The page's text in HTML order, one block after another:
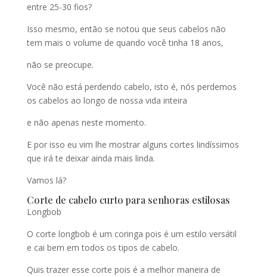
entre 25-30 fios?
Isso mesmo, então se notou que seus cabelos não
tem mais o volume de quando você tinha 18 anos,
não se preocupe.
Você não está perdendo cabelo, isto é, nós perdemos
os cabelos ao longo de nossa vida inteira
e não apenas neste momento.
E por isso eu vim lhe mostrar alguns cortes lindíssimos
que irá te deixar ainda mais linda.
Vamos lá?
Corte de cabelo curto para senhoras estilosas
Longbob
O corte longbob é um coringa pois é um estilo versátil
e cai bem em todos os tipos de cabelo.
Quis trazer esse corte pois é a melhor maneira de